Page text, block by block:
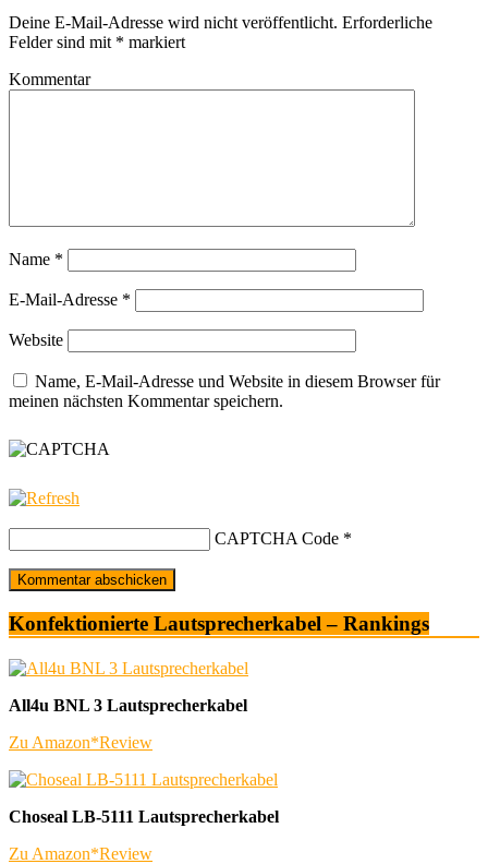
Deine E-Mail-Adresse wird nicht veröffentlicht. Erforderliche
Felder sind mit * markiert
Kommentar
Name *
E-Mail-Adresse *
Website
Name, E-Mail-Adresse und Website in diesem Browser für
meinen nächsten Kommentar speichern.
CAPTCHA Code *
Konfektionierte Lautsprecherkabel – Rankings
All4u BNL 3 Lautsprecherkabel
Zu Amazon*Review
Choseal LB-5111 Lautsprecherkabel
Zu Amazon*Review